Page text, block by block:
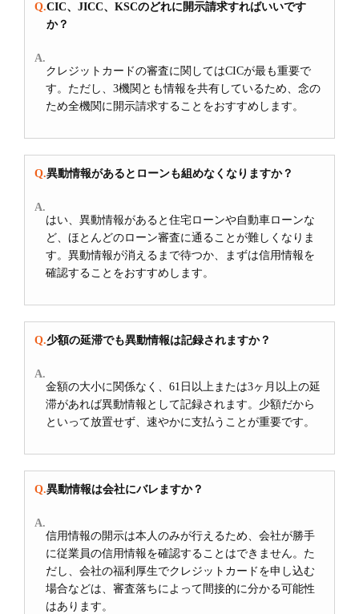
CIC、JICC、KSCのどれに開示請求すればいいです
か？
クレジットカードの審査に関してはCICが最も重要で
す。ただし、3機関とも情報を共有しているため、念の
ため全機関に開示請求することをおすすめします。
異動情報があるとローンも組めなくなりますか？
はい、異動情報があると住宅ローンや自動車ローンな
ど、ほとんどのローン審査に通ることが難しくなりま
す。異動情報が消えるまで待つか、まずは信用情報を
確認することをおすすめします。
少額の延滞でも異動情報は記録されますか？
金額の大小に関係なく、61日以上または3ヶ月以上の延
滞があれば異動情報として記録されます。少額だから
といって放置せず、速やかに支払うことが重要です。
異動情報は会社にバレますか？
信用情報の開示は本人のみが行えるため、会社が勝手
に従業員の信用情報を確認することはできません。た
だし、会社の福利厚生でクレジットカードを申し込む
場合などは、審査落ちによって間接的に分かる可能性
はあります。